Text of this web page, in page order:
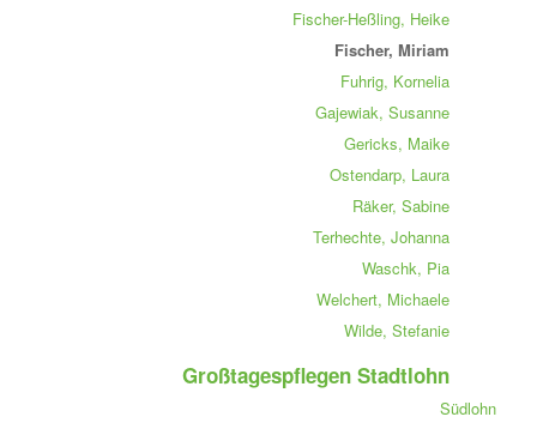
Fischer-Heßling, Heike
Fischer, Miriam
Fuhrig, Kornelia
Gajewiak, Susanne
Gericks, Maike
Ostendarp, Laura
Räker, Sabine
Terhechte, Johanna
Waschk, Pia
Welchert, Michaele
Wilde, Stefanie
Großtagespflegen Stadtlohn
Südlohn